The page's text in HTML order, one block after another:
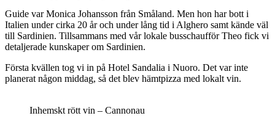
Guide var Monica Johansson från Småland. Men hon har bott i
Italien under cirka 20 år och under lång tid i Alghero samt kände väl
till Sardinien. Tillsammans med vår lokale busschaufför Theo fick vi
detaljerade kunskaper om Sardinien.
Första kvällen tog vi in på Hotel Sandalia i Nuoro. Det var inte
planerat någon middag, så det blev hämtpizza med lokalt vin.
Inhemskt rött vin – Cannonau